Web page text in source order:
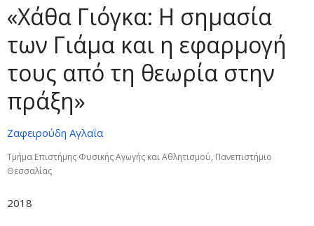
«Χάθα Γιόγκα: Η σημασία
των Γιάμα και η εφαρμογή
τους από τη θεωρία στην
πράξη»
Ζαφειρούδη Αγλαΐα
Τμήμα Επιστήμης Φυσικής Αγωγής και Αθλητισμού, Πανεπιστήμιο
Θεσσαλίας
2018